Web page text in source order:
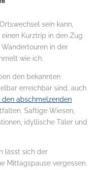
sein kann,
Kurztrip in den Zug
in der
wie ich.
den bekannten
erreichbar sind, auch
den abschmelzenden
Saftige Wiesen,
idyllische Täler und
lässt sich der
Mittagspause vergessen.